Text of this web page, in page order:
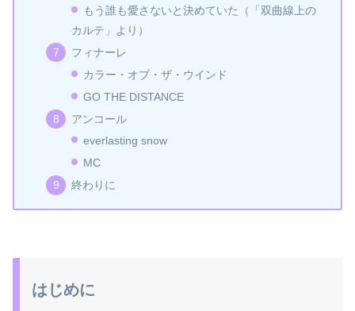
もう誰も愛さないと決めていた（「双曲線上の
カルテ」より）
フィナーレ
カラー・オブ・ザ・ウインド
GO THE DISTANCE
アンコール
everlasting snow
MC
終わりに
はじめに